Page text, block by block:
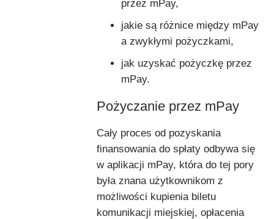
przez mPay,
jakie są różnice między mPay
a zwykłymi pożyczkami,
jak uzyskać pożyczkę przez
mPay.
Pożyczanie przez mPay
Cały proces od pozyskania
finansowania do spłaty odbywa się
w aplikacji mPay, która do tej pory
była znana użytkownikom z
możliwości kupienia biletu
komunikacji miejskiej, opłacenia